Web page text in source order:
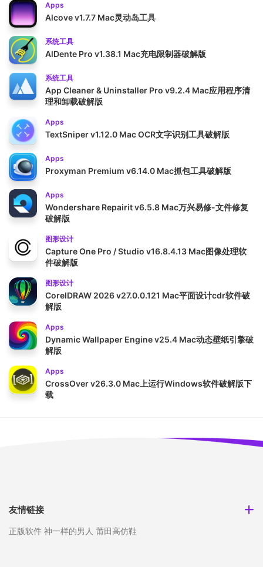
Apps
Alcove v1.7.7 Mac灵动岛工具
系统工具
AlDente Pro v1.38.1 Mac充电限制器破解版
系统工具
App Cleaner & Uninstaller Pro v9.2.4 Mac应用程序清
理和卸载破解版
Apps
TextSniper v1.12.0 Mac OCR文字识别工具破解版
Apps
Proxyman Premium v6.14.0 Mac抓包工具破解版
Apps
Wondershare Repairit v6.5.8 Mac万兴易修-文件修复
破解版
图形设计
Capture One Pro / Studio v16.8.4.13 Mac图像处理软
件破解版
图形设计
CorelDRAW 2026 v27.0.0.121 Mac平面设计cdr软件破
解版
Apps
Dynamic Wallpaper Engine v25.4 Mac动态壁纸引擎破
解版
Apps
CrossOver v26.3.0 Mac上运行Windows软件破解版下
载
友情链接
正版软件 神一样的男人 莆田高仿鞋